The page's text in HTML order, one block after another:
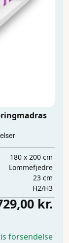
180 x 200 cm
Lommefjedre
23 cm
H2/H3
kr.
forsendelse